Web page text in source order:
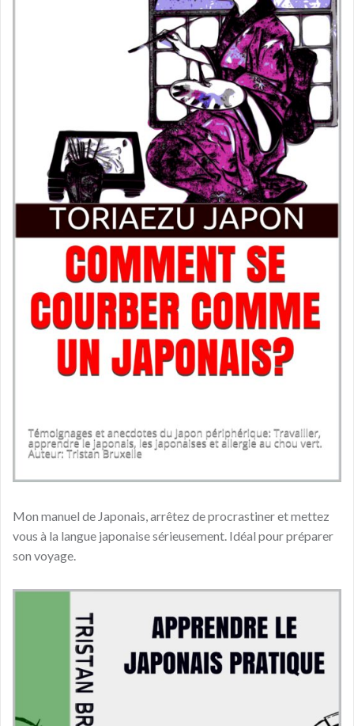
Mon manuel de Japonais, arrêtez de procrastiner et mettez
vous à la langue japonaise sérieusement. Idéal pour préparer
son voyage.